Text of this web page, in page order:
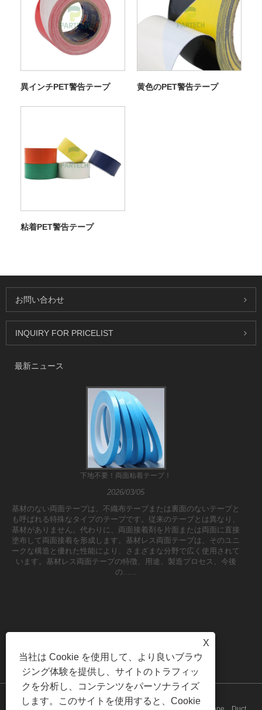
異インチPET警告テープ 黄色のPET警告テープ
粘着PET警告テープ
お問い合わせ
INQUIRY FOR PRICELIST
最新ニュース
下地不要！両面粘着テープ！
2026/03/05
基材のない両面テープは、不織布テープまたは裏面のないテープと
も呼ばれる特殊なタイプのテープです。従来のテープとは異なり、
基材がありません。代わりに、両面接着剤を片面または両面に直接
塗布して両面接着を形成します。基材レス両面テープは、そのユニ
ークな構造と優れた性能により、さまざまな分野で広く使用されて
います。基材レス両面テープの特徴、用途、製造プロセス、今後
の......
X
当社は Cookie を使用して、より良いブラウ
ジング体験を提供し、サイトのトラフィッ
クを分析し、コンテンツをパーソナライズ
します。このサイトを使用すると、Cookie